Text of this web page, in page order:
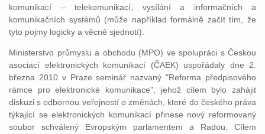
komunikací – telekomunikací, vysílání a informačních a
komunikačních systémů (může například formálně začít tím, že
tyto pojmy logicky a věcně sjednotí).
Ministerstvo průmyslu a obchodu (MPO) ve spolupráci s Českou
asociací elektronických komunikací (ČAEK) uspořádaly dne 2.
března 2010 v Praze seminář nazvaný "Reforma předpisového
rámce pro elektronické komunikace", jehož cílem bylo zahájit
diskuzi s odbornou veřejností o změnách, které do českého práva
týkající se elektronických komunikací přinese nový reformovaný
soubor schválený Evropským parlamentem a Radou. Cílem